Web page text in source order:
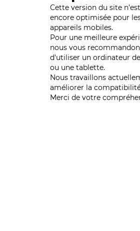
Cette version du site
encore optimisée pour
appareils mobiles.
Pour une meilleure
nous vous
d'utiliser un ordinateur
ou une tablette.
Nous travaillons
améliorer la
Merci de votre